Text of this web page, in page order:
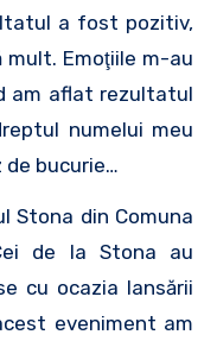
a fost pozitiv,
mult. Emoţiile m-au
am aflat rezultatul
numelui meu
de bucurie…
Stona din Comuna
de la Stona au
cu ocazia lansării
eveniment am